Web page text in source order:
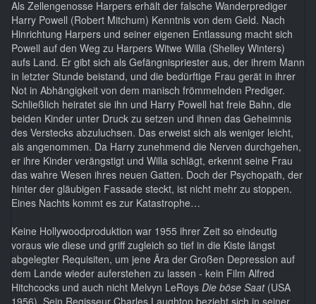
Als Zellengenosse Harpers erhält der falsche Wanderprediger
Harry Powell (Robert Mitchum) Kenntnis von dem Geld. Nach
Hinrichtung Harpers und seiner eigenen Entlassung macht sich
Powell auf den Weg zu Harpers Witwe Willa (Shelley Winters)
aufs Land. Er gibt sich als Gefängnispriester aus, der ihrem Mann
in letzter Stunde beistand, und die bedürftige Frau gerät in ihrer
Not in Abhängigkeit von dem manisch frömmelnden Prediger.
Schließlich heiratet sie ihn und Harry Powell hat freie Bahn, die
beiden Kinder unter Druck zu setzen und ihnen das Geheimnis
des Verstecks abzuluchsen. Das erweist sich als weniger leicht,
als angenommen. Da Harry zunehmend die Nerven durchgehen,
er ihre Kinder verängstigt und Willa schlägt, erkennt seine Frau
das wahre Wesen ihres neuen Gatten. Doch der Psychopath, der
hinter der gläubigen Fassade steckt, ist nicht mehr zu stoppen.
Eines Nachts kommt es zur Katastrophe…
Keine Hollywoodproduktion war 1955 ihrer Zeit so eindeutig
voraus wie diese und griff zugleich so tief in die Kiste längst
abgelegter Requisiten, um jene Ära der Großen Depression auf
dem Lande wieder auferstehen zu lassen - kein Film Alfred
Hitchcocks und auch nicht Melvyn LeRoys Die böse Saat(USA